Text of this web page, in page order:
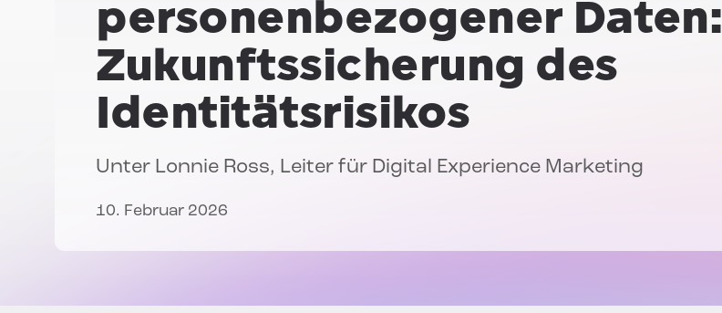
personenbezogener Daten:
Zukunftssicherung des
Identitätsrisikos
Unter Lonnie Ross, Leiter für Digital Experience Marketing
10. Februar 2026